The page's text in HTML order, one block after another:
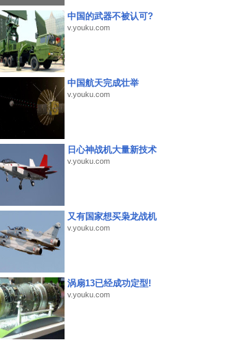
中国的武器不被认可?
v.youku.com
中国航天完成壮举
v.youku.com
日心神战机大量新技术
v.youku.com
又有国家想买枭龙战机
v.youku.com
涡扇13已经成功定型!
v.youku.com